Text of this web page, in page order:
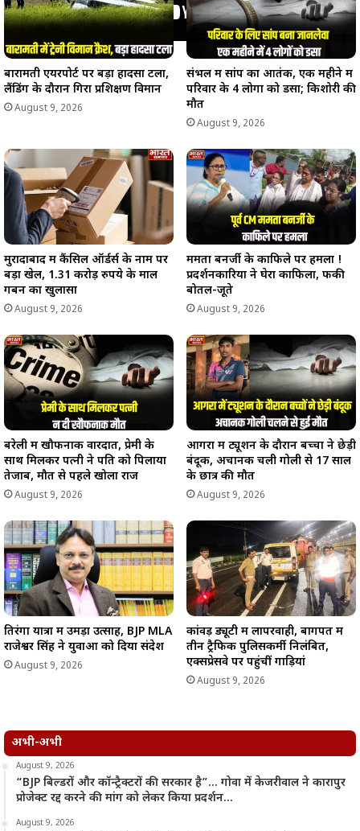
बारामती एयरपोर्ट पर बड़ा हादसा टला,
लैंडिंग के दौरान गिरा प्रशिक्षण विमान
August 9, 2026
संभल में सांप का आतंक, एक महीने में
परिवार के 4 लोगों को डसा; किशोरी की
मौत
August 9, 2026
मुरादाबाद में कैंसिल ऑर्डर्स के नाम पर
बड़ा खेल, 1.31 करोड़ रुपये के माल
गबन का खुलासा
August 9, 2026
ममता बनर्जी के काफिले पर हमला !
प्रदर्शनकारियों ने घेरा काफिला, फेंकी
बोतलें-जूते
August 9, 2026
बरेली में खौफनाक वारदात, प्रेमी के
साथ मिलकर पत्नी ने पति को पिलाया
तेजाब, मौत से पहले खोला राज
August 9, 2026
आगरा में ट्यूशन के दौरान बच्चों ने छेड़ी
बंदूक, अचानक चली गोली से 17 साल
के छात्र की मौत
August 9, 2026
तिरंगा यात्रा में उमड़ा उत्साह, BJP MLA
राजेश्वर सिंह ने युवाओं को दिया संदेश
August 9, 2026
कांवड़ ड्यूटी में लापरवाही, बागपत में
तीन ट्रैफिक पुलिसकर्मी निलंबित,
एक्सप्रेसवे पर पहुंचीं गाड़ियां
August 9, 2026
अभी-अभी
August 9, 2026
“BJP बिल्डरों और कॉन्ट्रैक्टरों की सरकार है”… गोवा में केजरीवाल ने कारापुर
प्रोजेक्ट रद्द करने की मांग को लेकर किया प्रदर्शन…
August 9, 2026